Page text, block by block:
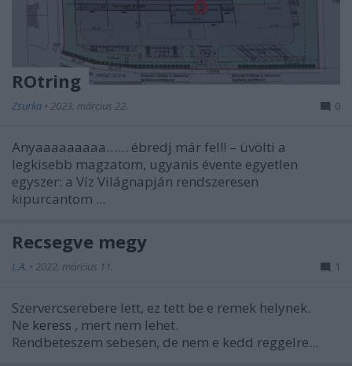
ROtring
Zsurka • 2023. március 22. 0
Anyaaaaaaaaa…… ébredj már fel!! – üvölti a
legkisebb magzatom, ugyanis évente egyetlen
egyszer: a Víz Világnapján rendszeresen
kipurcantom ...
Recsegve megy
L.A. • 2022. március 11. 1
Szervercserebere lett, ez tett be e remek helynek.
Ne keress , mert nem lehet.
Rendbeteszem sebesen, de nem e kedd reggelre...